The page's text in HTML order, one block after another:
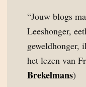
“Jouw blogs
Leeshonger,
geweldhonger,
het lezen van
Brekelmans)